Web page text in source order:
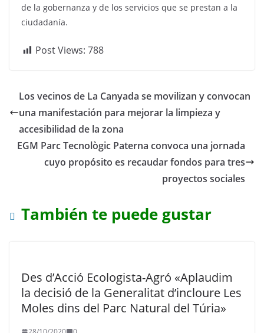
de la gobernanza y de los servicios que se prestan a la
ciudadanía.
Post Views: 788
Los vecinos de La Canyada se movilizan y convocan
una manifestación para mejorar la limpieza y
accesibilidad de la zona
EGM Parc Tecnològic Paterna convoca una jornada
cuyo propósito es recaudar fondos para tres
proyectos sociales
También te puede gustar
Des d’Acció Ecologista-Agró «Aplaudim
la decisió de la Generalitat d’incloure Les
Moles dins del Parc Natural del Túria»